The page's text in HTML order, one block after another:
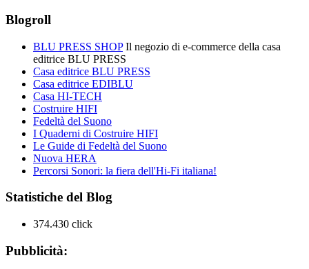
Blogroll
BLU PRESS SHOPIl negozio di e-commerce della casa
editrice BLU PRESS
Casa editrice BLU PRESS
Casa editrice EDIBLU
Casa HI-TECH
Costruire HIFI
Fedeltà del Suono
I Quaderni di Costruire HIFI
Le Guide di Fedeltà del Suono
Nuova HERA
Percorsi Sonori: la fiera dell'Hi-Fi italiana!
Statistiche del Blog
374.430 click
Pubblicità: